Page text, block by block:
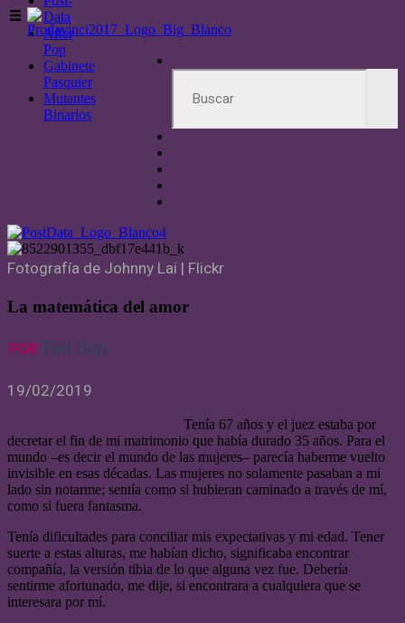
Data
After
Pop
Gabinete
Pasquier
Mutantes
Binarios
Fotografía de Johnny Lai | Flickr
La matemática del amor
POR Ted Gup
19/02/2019
Tenía 67 años y el juez estaba por
decretar el fin de mi matrimonio que había durado 35 años. Para el
mundo –es decir el mundo de las mujeres– parecía haberme vuelto
invisible en esas décadas. Las mujeres no solamente pasaban a mi
lado sin notarme; sentía como si hubieran caminado a través de mí,
como si fuera fantasma.
Tenía dificultades para conciliar mis expectativas y mi edad. Tener
suerte a estas alturas, me habían dicho, significaba encontrar
compañía, la versión tibia de lo que alguna vez fue. Debería
sentirme afortunado, me dije, si encontrara a cualquiera que se
interesara por mí.